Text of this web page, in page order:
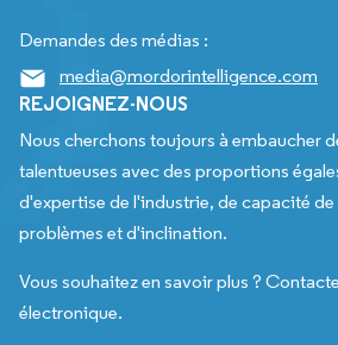
Demandes des médias :
media@mordorintelligence.com
REJOIGNEZ-NOUS
Nous cherchons toujours à embaucher
talentueuses avec des proportions
d'expertise de l'industrie, de capacité
problèmes et d'inclination.
Vous souhaitez en savoir plus ?
électronique.